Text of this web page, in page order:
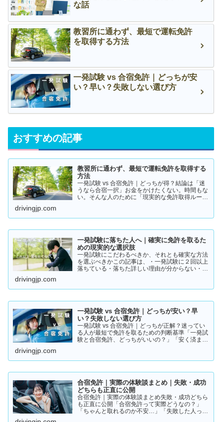
な話
教習所に通わず、最短で運転免許
を取得する方法
一発試験 vs 合宿免許｜どっちが安
い？早い？失敗しない選び方
おすすめの記事
教習所に通わず、最短で運転免許を取得する
方法
一発試験 vs 合宿免許｜どっちが得？結論は「迷
うなら合宿一択」お金をかけたくない。時間もな
い。そんな人のために「現実的な免許取得ルー
2つです。・一発試験…
drivingjp.com
一発試験に落ちた人へ｜確実に免許を取るた
めの現実的な選択肢
一発試験にこだわるべきか、それとも確実な方法
を選ぶべきかこの記事は、・一発試験に２回以上
落ちている・落ちた詳しい理由が分からない・こ
らに何回も落ちる・数…
drivingjp.com
一発試験 vs 合宿免許｜どっちが安い？早
い？失敗しない選び方
一発試験 vs 合宿免許｜どっちが正解？迷ってい
る人が最短で免許を取るための判断基準「一発試
験と合宿免許、どっちがいいの？」「安く済ませ
と、人によって最適…
drivingjp.com
合宿免許｜実際の体験談まとめ｜失敗・成功
どちらも正直に公開
合宿免許｜実際の体験談まとめ失敗・成功どちら
も正直に公開「合宿免許って実際どうなの？」
「ちゃんと取れるのか不安…」「失敗した人って